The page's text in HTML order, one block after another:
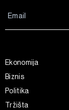
Ekonomija
Biznis
Politika
Tržišta